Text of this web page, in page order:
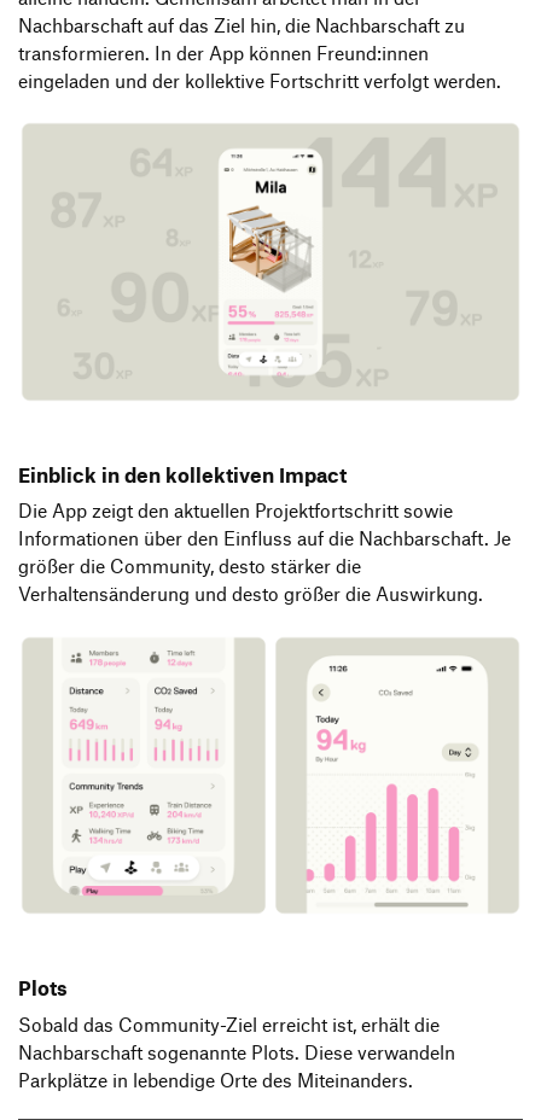
Nachbarschaft auf das Ziel hin, die Nachbarschaft zu
transformieren. In der App können Freund:innen
eingeladen und der kollektive Fortschritt verfolgt werden.
Einblick in den kollektiven Impact
Die App zeigt den aktuellen Projektfortschritt sowie
Informationen über den Einfluss auf die Nachbarschaft. Je
größer die Community, desto stärker die
Verhaltensänderung und desto größer die Auswirkung.
Plots
Sobald das Community-Ziel erreicht ist, erhält die
Nachbarschaft sogenannte Plots. Diese verwandeln
Parkplätze in lebendige Orte des Miteinanders.